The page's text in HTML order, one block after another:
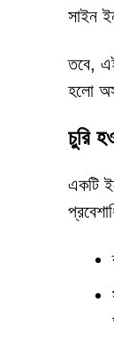
সাইন
তবে,
হলো
চুরি
একটি